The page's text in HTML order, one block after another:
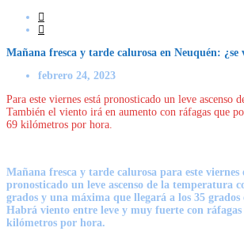
Mañana fresca y tarde calurosa en Neuquén: ¿se
febrero 24, 2023
Para este viernes está pronosticado un leve ascenso
También el viento irá en aumento con ráfagas que
69 kilómetros por hora.
Mañana fresca y tarde calurosa para este viernes
pronosticado un leve ascenso de la temperatura
grados y una máxima que llegará a los 35 grados
Habrá viento entre leve y muy fuerte con ráfagas
kilómetros por hora.